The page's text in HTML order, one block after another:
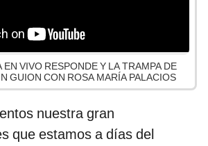
VIVO RESPONDE Y LA TRAMPA DE
GUION CON ROSA MARÍA PALACIOS
nuestra gran
que estamos a días del